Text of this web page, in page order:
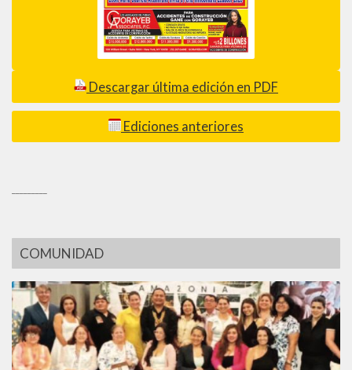
Descargar última edición en PDF
Ediciones anteriores
COMUNIDAD